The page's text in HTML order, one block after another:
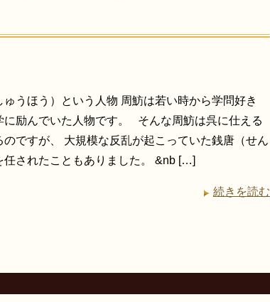
ゅうほう）という人物 周魴は若い時から学問好き
に励んでいた人物です。 そんな周魴は呉に仕える
のですが、 大規模な反乱が起こっていた銭唐（せん
任されたこともありました。 &nb […]
続きを読む